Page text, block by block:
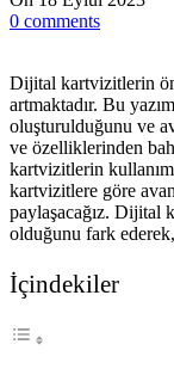
0 comments
Dijital kartvizitlerin
artmaktadır. Bu
oluşturulduğunu ve
ve özelliklerinden
kartvizitlerin kullanım
kartvizitlere göre
paylaşacağız. Dijital
olduğunu fark
İçindekiler